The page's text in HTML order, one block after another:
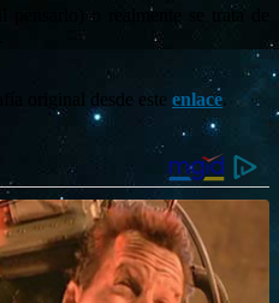
pensarlo) o realmente se trata de
original desde este enlace.